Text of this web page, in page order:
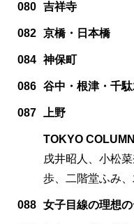
080 吉祥寺
082 京橋・日本橋
084 神保町
086 谷中・根津・千
087 上野
TOKYO COLUMN
戌井昭人、小松
歩、二階堂ふみ
088 女子目線の理想の